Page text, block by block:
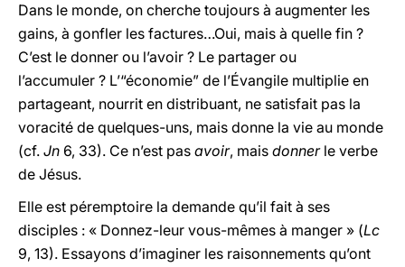
Dans le monde, on cherche toujours à augmenter les
gains, à gonfler les factures…Oui, mais à quelle fin ?
C’est le donner ou l’avoir ? Le partager ou
l’accumuler ? L’“économie” de l’Évangile multiplie en
partageant, nourrit en distribuant, ne satisfait pas la
voracité de quelques-uns, mais donne la vie au monde
(cf. Jn 6, 33). Ce n’est pas avoir, mais donner le verbe
de Jésus.
Elle est péremptoire la demande qu’il fait à ses
disciples : « Donnez-leur vous-mêmes à manger » (Lc
9, 13). Essayons d’imaginer les raisonnements qu’ont